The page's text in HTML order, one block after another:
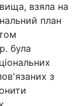
взяла на
план
була
з